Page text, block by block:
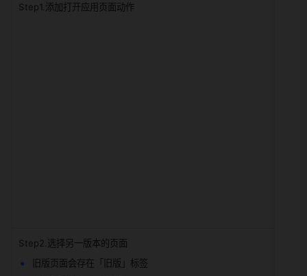
Step1.添加打开应用页面动作
Step2.选择另一版本的页面
旧版页面会存在「旧版」标签